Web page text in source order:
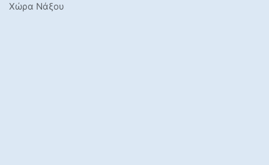
Χώρα Νάξου